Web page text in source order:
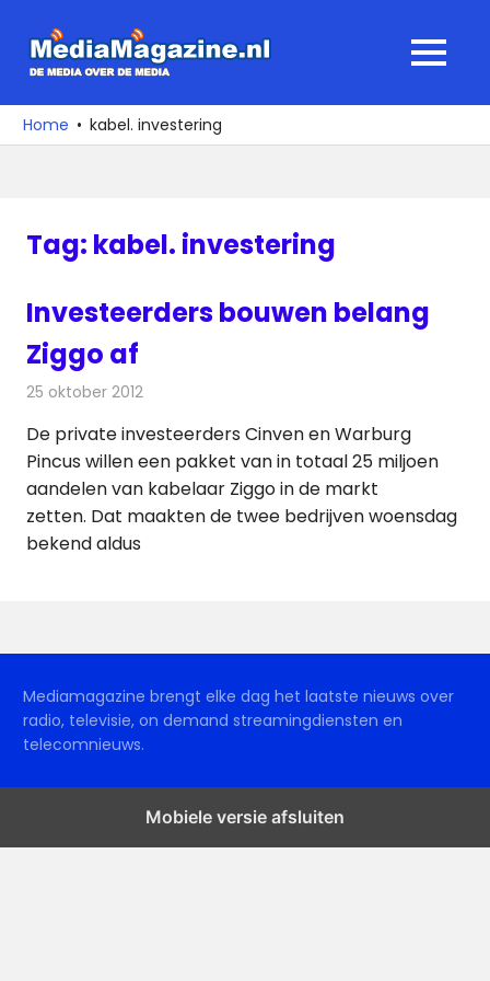
naar
media
over
MENU
Home kabel. investering
Tag: kabel. investering
Investeerders bouwen belang
Ziggo af
25 oktober 2012
De private investeerders Cinven en Warburg
Pincus willen een pakket van in totaal 25 miljoen
aandelen van kabelaar Ziggo in de markt
zetten. Dat maakten de twee bedrijven woensdag
bekend aldus
Mediamagazine brengt elke dag het laatste nieuws over
radio, televisie, on demand streamingdiensten en
telecomnieuws.
Mobiele versie afsluiten